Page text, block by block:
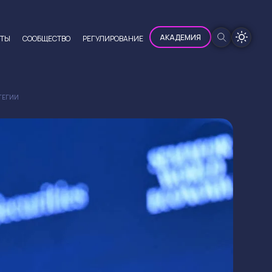
CООБЩЕСТВО РЕГУЛИРОВАНИЕ АКАДЕМИЯ